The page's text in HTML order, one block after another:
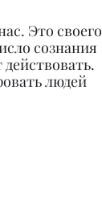
Это своего
сознания
людей